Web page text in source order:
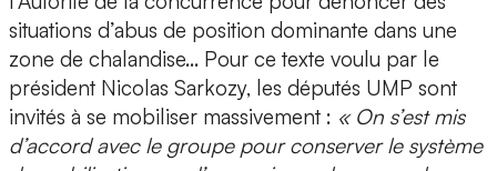
situations d’abus de position dominante dans une
zone de chalandise… Pour ce texte voulu par le
président Nicolas Sarkozy, les députés UMP sont
invités à se mobiliser massivement : « On s’est mis
d’accord avec le groupe pour conserver le système